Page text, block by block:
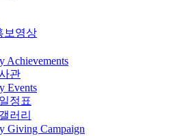
보영상
Achievements
관
Events
정표
러리
Giving Campaign